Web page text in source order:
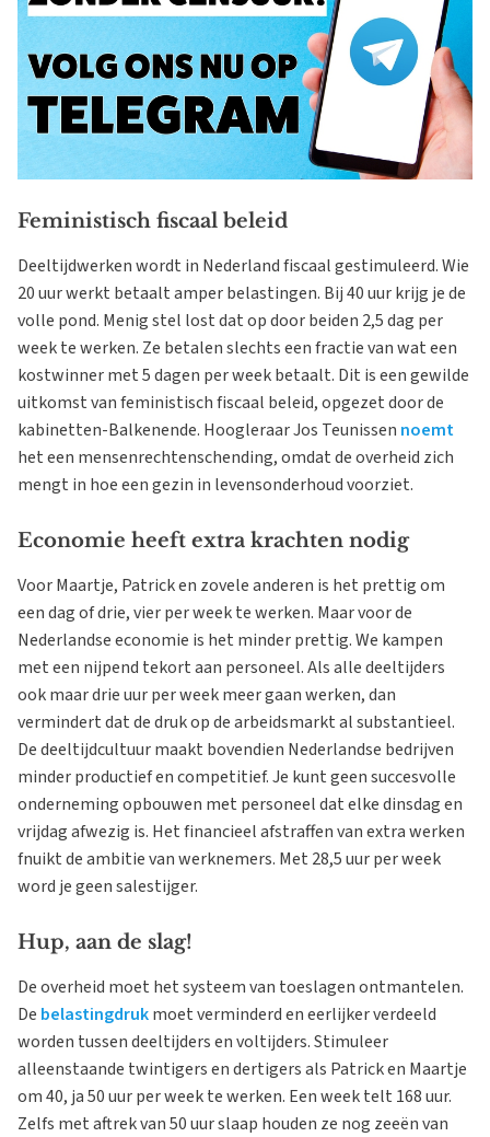
Feministisch fiscaal beleid
Deeltijdwerken wordt in Nederland fiscaal gestimuleerd. Wie
20 uur werkt betaalt amper belastingen. Bij 40 uur krijg je de
volle pond. Menig stel lost dat op door beiden 2,5 dag per
week te werken. Ze betalen slechts een fractie van wat een
kostwinner met 5 dagen per week betaalt. Dit is een gewilde
uitkomst van feministisch fiscaal beleid, opgezet door de
kabinetten-Balkenende. Hoogleraar Jos Teunissen noemt
het een mensenrechtenschending, omdat de overheid zich
mengt in hoe een gezin in levensonderhoud voorziet.
Economie heeft extra krachten nodig
Voor Maartje, Patrick en zovele anderen is het prettig om
een dag of drie, vier per week te werken. Maar voor de
Nederlandse economie is het minder prettig. We kampen
met een nijpend tekort aan personeel. Als alle deeltijders
ook maar drie uur per week meer gaan werken, dan
vermindert dat de druk op de arbeidsmarkt al substantieel.
De deeltijdcultuur maakt bovendien Nederlandse bedrijven
minder productief en competitief. Je kunt geen succesvolle
onderneming opbouwen met personeel dat elke dinsdag en
vrijdag afwezig is. Het financieel afstraffen van extra werken
fnuikt de ambitie van werknemers. Met 28,5 uur per week
word je geen salestijger.
Hup, aan de slag!
De overheid moet het systeem van toeslagen ontmantelen.
De belastingdrukmoet verminderd en eerlijker verdeeld
worden tussen deeltijders en voltijders. Stimuleer
alleenstaande twintigers en dertigers als Patrick en Maartje
om 40, ja 50 uur per week te werken. Een week telt 168 uur.
Zelfs met aftrek van 50 uur slaap houden ze nog zeeën van